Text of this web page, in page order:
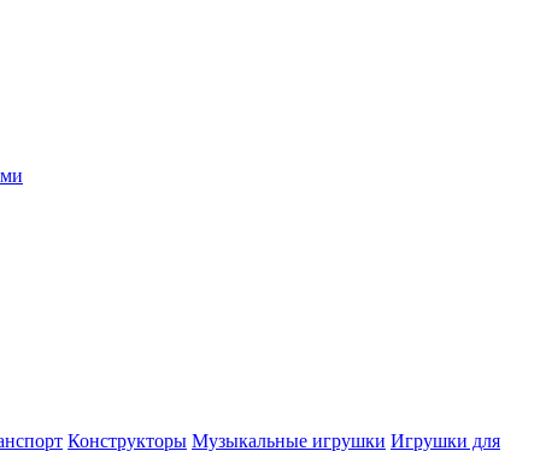
Конструкторы Музыкальные игрушки Игрушки для